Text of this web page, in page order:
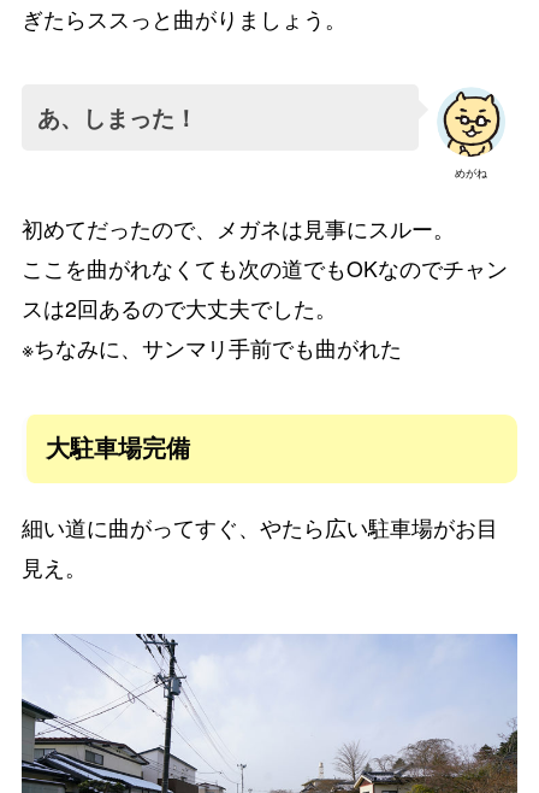
ぎたらススっと曲がりましょう。
めがね
あ、しまった！
初めてだったので、メガネは見事にスルー。
ここを曲がれなくても次の道でもOKなのでチャン
スは2回あるので大丈夫でした。
※ちなみに、サンマリ手前でも曲がれた
大駐車場完備
細い道に曲がってすぐ、やたら広い駐車場がお目
見え。